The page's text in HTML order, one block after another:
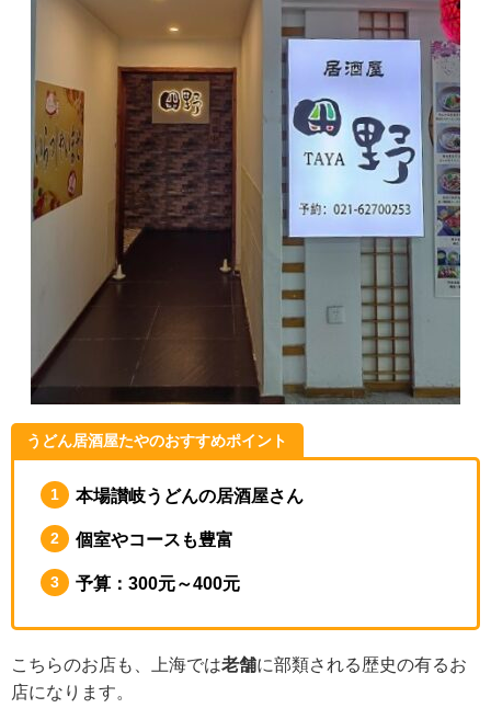
うどん居酒屋たやのおすすめポイント
本場讃岐うどんの居酒屋さん
個室やコースも豊富
予算：300元～400元
こちらのお店も、上海では老舗に部類される歴史の有るお
店になります。